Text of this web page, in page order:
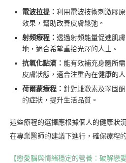
電波拉提： 利用電波技術刺激膠
效果，幫助改善皮膚鬆弛。
射頻療程： 透過射頻能量促進肌
地，適合希望重拾光澤的人士。
抗氧化點滴： 能有效補充身體所
皮膚狀態，適合注重內在健康的人
荷爾蒙療程： 針對雌激素及睪固
的症狀，提升生活品質。
這些療程的選擇應根據個人的健康狀
在專業醫師的建議下進行，確保療程
【戀愛腦與情緒穩定的營養：破解戀